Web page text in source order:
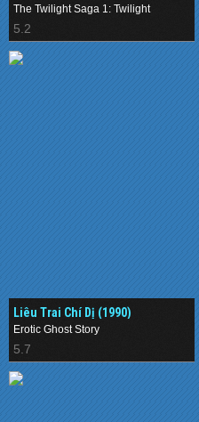
The Twilight Saga 1: Twilight
5.2
Liêu Trai Chí Dị (1990)
Erotic Ghost Story
5.7